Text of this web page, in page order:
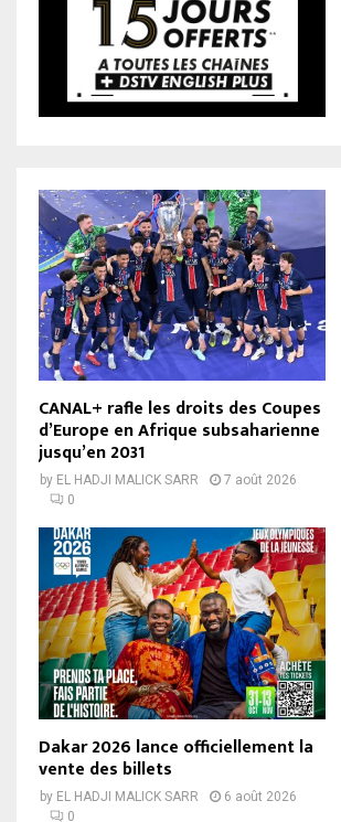
CANAL+ rafle les droits des Coupes
d’Europe en Afrique subsaharienne
jusqu’en 2031
by EL HADJI MALICK SARR
7 août 2026
0
Dakar 2026 lance officiellement la
vente des billets
by EL HADJI MALICK SARR
6 août 2026
0